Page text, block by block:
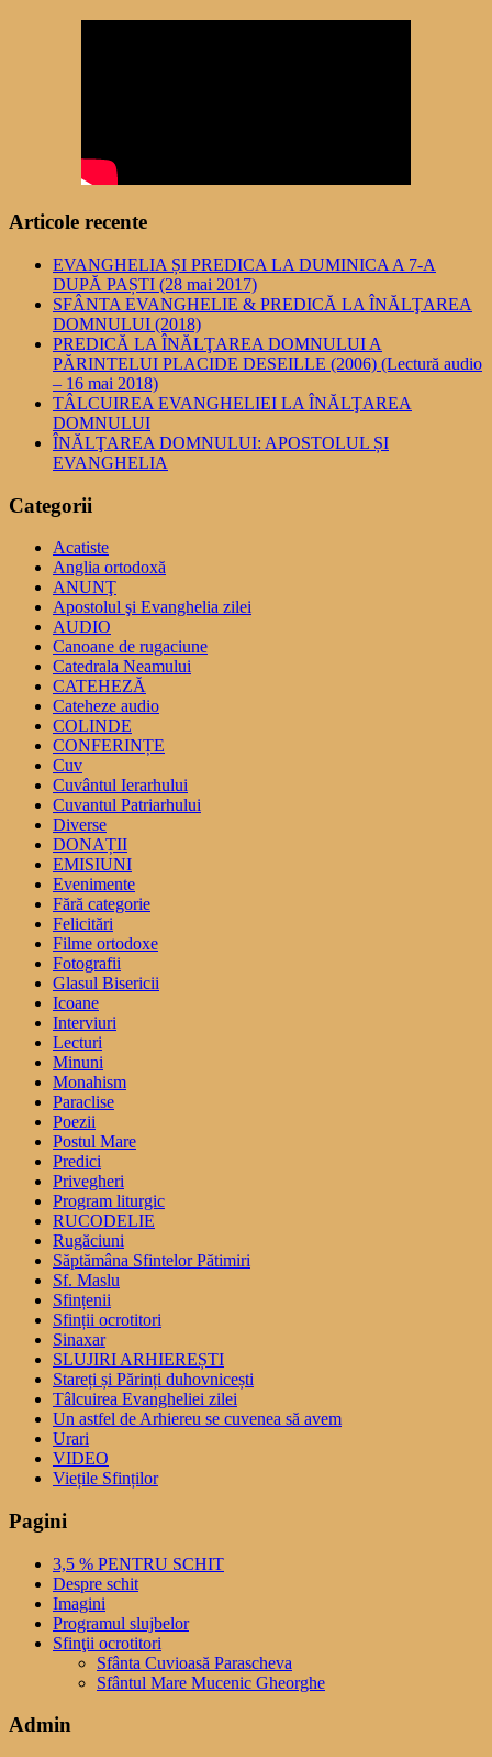
Articole recente
EVANGHELIA ȘI PREDICA LA DUMINICA A 7-A
DUPĂ PAȘTI (28 mai 2017)
SFÂNTA EVANGHELIE & PREDICĂ LA ÎNĂLŢAREA
DOMNULUI (2018)
PREDICĂ LA ÎNĂLŢAREA DOMNULUI A
PĂRINTELUI PLACIDE DESEILLE (2006) (Lectură audio
– 16 mai 2018)
TÂLCUIREA EVANGHELIEI LA ÎNĂLŢAREA
DOMNULUI
ÎNĂLŢAREA DOMNULUI: APOSTOLUL ȘI
EVANGHELIA
Categorii
Acatiste
Anglia ortodoxă
ANUNŢ
Apostolul şi Evanghelia zilei
AUDIO
Canoane de rugaciune
Catedrala Neamului
CATEHEZĂ
Cateheze audio
COLINDE
CONFERINȚE
Cuv
Cuvântul Ierarhului
Cuvantul Patriarhului
Diverse
DONAȚII
EMISIUNI
Evenimente
Fără categorie
Felicitări
Filme ortodoxe
Fotografii
Glasul Bisericii
Icoane
Interviuri
Lecturi
Minuni
Monahism
Paraclise
Poezii
Postul Mare
Predici
Privegheri
Program liturgic
RUCODELIE
Rugăciuni
Săptămâna Sfintelor Pătimiri
Sf. Maslu
Sfințenii
Sfinții ocrotitori
Sinaxar
SLUJIRI ARHIEREȘTI
Stareți și Părinți duhovnicești
Tâlcuirea Evangheliei zilei
Un astfel de Arhiereu se cuvenea să avem
Urari
VIDEO
Viețile Sfinților
Pagini
3,5 % PENTRU SCHIT
Despre schit
Imagini
Programul slujbelor
Sfinţii ocrotitori
Sfânta Cuvioasă Parascheva
Sfântul Mare Mucenic Gheorghe
Admin